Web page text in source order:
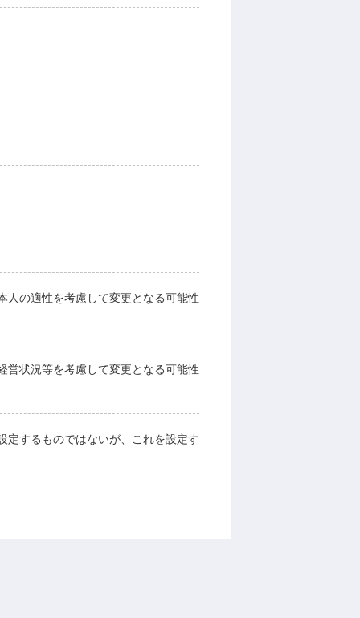
人の適性を考慮して変更となる可能性
営状況等を考慮して変更となる可能性
定するものではないが、これを設定す